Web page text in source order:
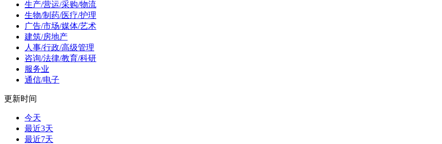
生产/营运/采购/物流
生物/制药/医疗/护理
广告/市场/媒体/艺术
建筑/房地产
人事/行政/高级管理
咨询/法律/教育/科研
服务业
通信/电子
更新时间
今天
最近3天
最近7天